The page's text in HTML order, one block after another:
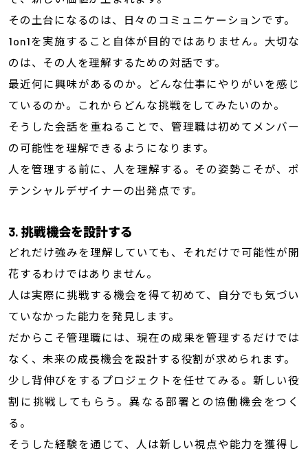
その土台になるのは、日々のコミュニケーションです。
1on1を実施すること自体が目的ではありません。大切な
のは、その人を理解するための対話です。
最近何に興味があるのか。どんな仕事にやりがいを感じ
ているのか。これからどんな挑戦をしてみたいのか。
そうした会話を重ねることで、管理職は初めてメンバー
の可能性を理解できるようになります。
人を管理する前に、人を理解する。その姿勢こそが、ポ
テンシャルデザイナーの出発点です。
3. 挑戦機会を設計する
どれだけ強みを理解していても、それだけで可能性が開
花するわけではありません。
人は実際に挑戦する機会を得て初めて、自分でも気づい
ていなかった能力を発見します。
だからこそ管理職には、現在の成果を管理するだけでは
なく、未来の成長機会を設計する役割が求められます。
少し背伸びをするプロジェクトを任せてみる。新しい役
割に挑戦してもらう。異なる部署との協働機会をつく
る。
そうした経験を通じて、人は新しい視点や能力を獲得し